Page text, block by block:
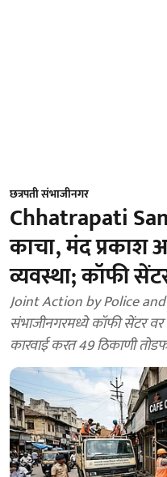
छत्रपती संभाजीनगर
Chhatrapati
काचा, मंद
व्यवस्था; कॉफी
Joint Action by Police
संभाजीनगरमध्ये कॉफी सेंटर वर
कारवाई करत 49 ठिकाणी